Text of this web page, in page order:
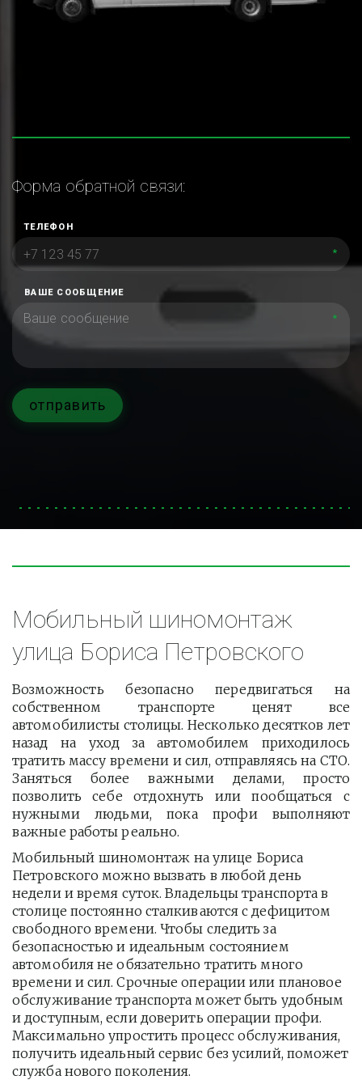
Форма обратной связи:
ТЕЛЕФОН
*
ВАШЕ СООБЩЕНИЕ
*
отправить
Мобильный шиномонтаж
улица Бориса Петровского
Возможность безопасно передвигаться на
собственном транспорте ценят все
автомобилисты столицы. Несколько десятков лет
назад на уход за автомобилем приходилось
тратить массу времени и сил, отправляясь на СТО.
Заняться более важными делами, просто
позволить себе отдохнуть или пообщаться с
нужными людьми, пока профи выполняют
важные работы реально.
Мобильный шиномонтаж на улице Бориса
Петровского можно вызвать в любой день
недели и время суток. Владельцы транспорта в
столице постоянно сталкиваются с дефицитом
свободного времени. Чтобы следить за
безопасностью и идеальным состоянием
автомобиля не обязательно тратить много
времени и сил. Срочные операции или плановое
обслуживание транспорта может быть удобным
и доступным, если доверить операции профи.
Максимально упростить процесс обслуживания,
получить идеальный сервис без усилий, поможет
служба нового поколения.